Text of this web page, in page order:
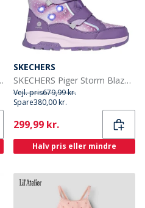
020 Black
SKECHERS
SKECHERS Piger Storm Blazer Vandtætte Sko Lilla
Vejl. pris679,99 kr.
Spare380,00 kr.
Current
299,99 kr.
Halv pris eller mindre